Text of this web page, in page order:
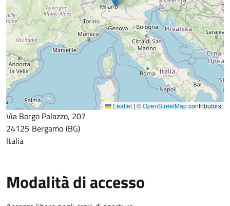
Leaflet | ©OpenStreetMapcontributors
Via Borgo Palazzo, 207
24125 Bergamo BG
Italia
Modalità di accesso